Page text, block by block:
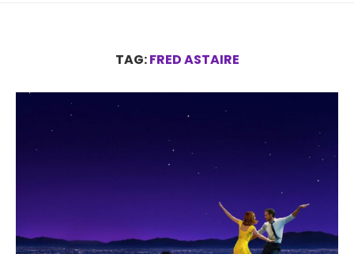
TAG:FRED ASTAIRE